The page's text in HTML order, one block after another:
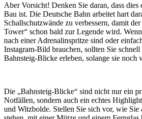
Aber Vorsicht! Denken Sie daran, dass dies
Bau ist. Die Deutsche Bahn arbeitet hart
Schallschutzwände zu verbessern, damit
Tower“ schon bald zur Legende wird.
nach einer Adrenalinspritze sind oder
Instagram-Bild brauchen, sollten Sie
Bahnsteig-Blicke erleben, solange sie noch
Die „Bahnsteig-Blicke“ sind nicht nur ein
Notfällen, sondern auch ein echtes
und Witzbolde. Stellen Sie sich vor, wie Sie